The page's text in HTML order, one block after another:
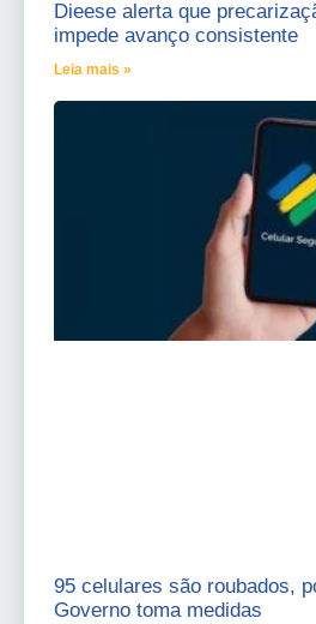
Dieese alerta que
impede avanço consistente
Leia mais »
95 celulares são roubados,
Governo toma medidas